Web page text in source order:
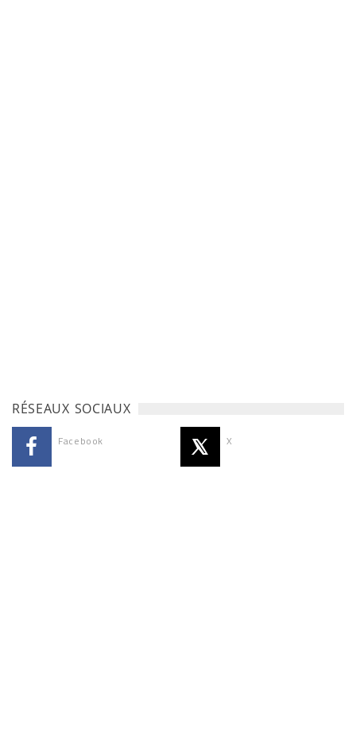
RÉSEAUX SOCIAUX
Facebook X